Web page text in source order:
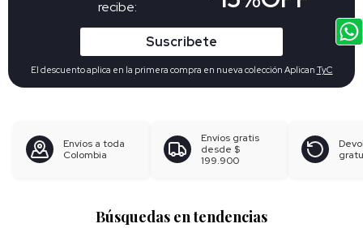
recibe:
Suscribete
El descuento aplica en la primera compra en nueva colección Aplican TyC
Envíos a toda
Colombia
Envíos gratis
desde $
199.900
Búsquedas en tendencias